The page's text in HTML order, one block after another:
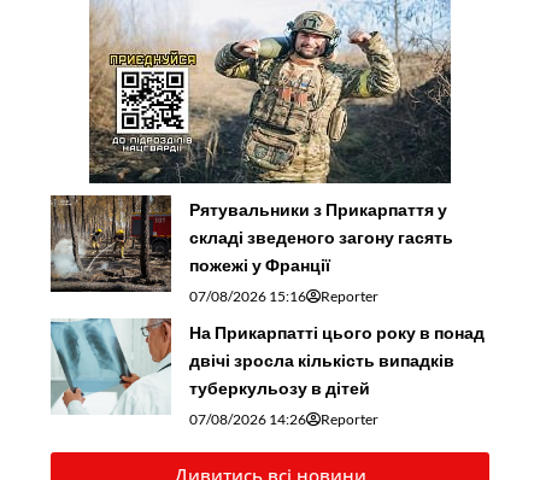
Рятувальники з Прикарпаття у
складі зведеного загону гасять
пожежі у Франції
07/08/2026 15:16 Reporter
На Прикарпатті цього року в понад
двічі зросла кількість випадків
туберкульозу в дітей
07/08/2026 14:26 Reporter
Дивитись всі новини